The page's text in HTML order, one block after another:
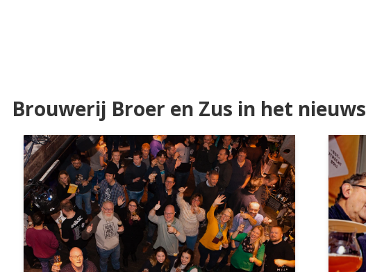
Brouwerij Broer en Zus in het nieuws